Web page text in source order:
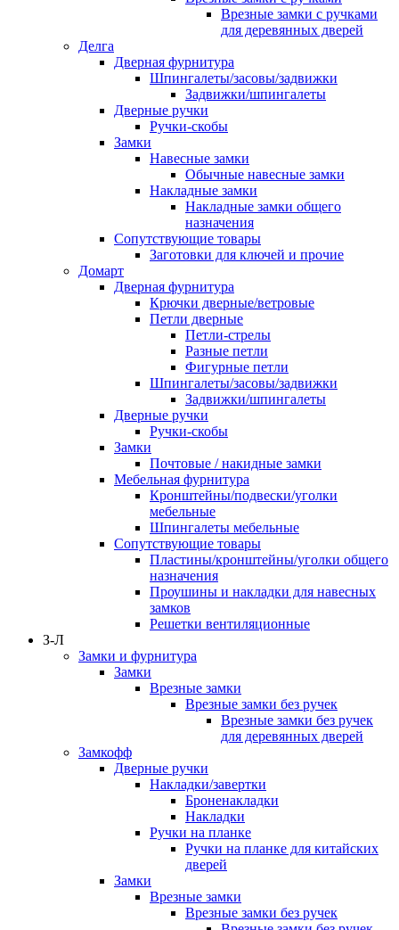
Врезные замки с ручками
для деревянных дверей
Делга
Дверная фурнитура
Шпингалеты/засовы/задвижки
Задвижки/шпингалеты
Дверные ручки
Ручки-скобы
Замки
Навесные замки
Обычные навесные замки
Накладные замки
Накладные замки общего
назначения
Сопутствующие товары
Заготовки для ключей и прочие
Домарт
Дверная фурнитура
Крючки дверные/ветровые
Петли дверные
Петли-стрелы
Разные петли
Фигурные петли
Шпингалеты/засовы/задвижки
Задвижки/шпингалеты
Дверные ручки
Ручки-скобы
Замки
Почтовые / накидные замки
Мебельная фурнитура
Кронштейны/подвески/уголки
мебельные
Шпингалеты мебельные
Сопутствующие товары
Пластины/кронштейны/уголки общего
назначения
Проушины и накладки для навесных
замков
Решетки вентиляционные
З-Л
Замки и фурнитура
Замки
Врезные замки
Врезные замки без ручек
Врезные замки без ручек
для деревянных дверей
Замкофф
Дверные ручки
Накладки/завертки
Броненакладки
Накладки
Ручки на планке
Ручки на планке для китайских
дверей
Замки
Врезные замки
Врезные замки без ручек